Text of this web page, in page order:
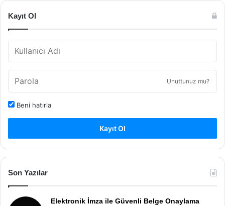
Kayıt Ol
Unuttunuz mu?
Beni hatırla
Kayıt Ol
Son Yazılar
Elektronik İmza ile Güvenli Belge Onaylama